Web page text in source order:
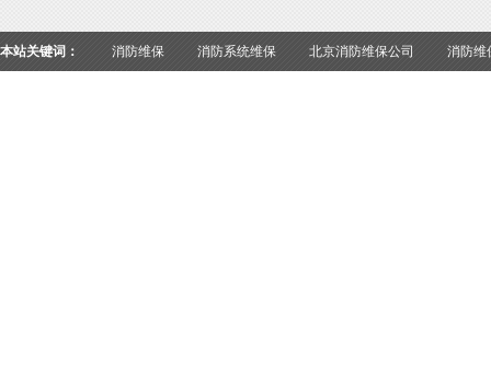
本站关键词： 消防维保 消防系统维保 北京消防维保公司 消防维